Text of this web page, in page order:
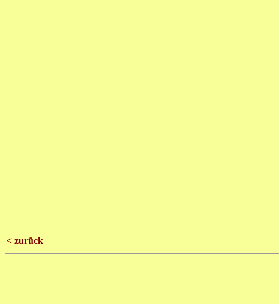
< zurück